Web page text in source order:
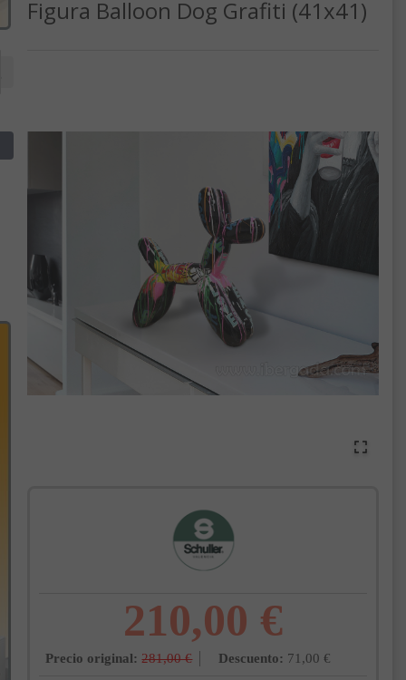
Figura Balloon Dog Grafiti (41x41)
210,00 €
Precio original: 281,00 € Descuento: 71,00 €